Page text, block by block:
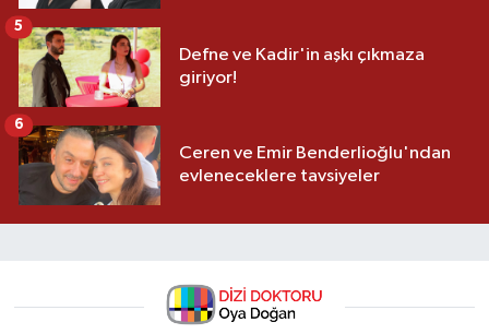
Defne ve Kadir'in aşkı çıkmaza
giriyor!
5
Ceren ve Emir Benderlioğlu'ndan
evleneceklere tavsiyeler
6